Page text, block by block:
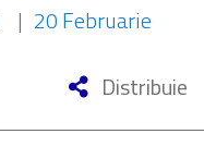
| 20 Februarie
Distribuie